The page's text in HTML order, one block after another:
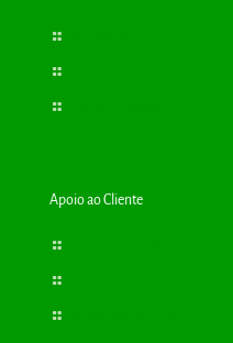
Apoio ao Cliente